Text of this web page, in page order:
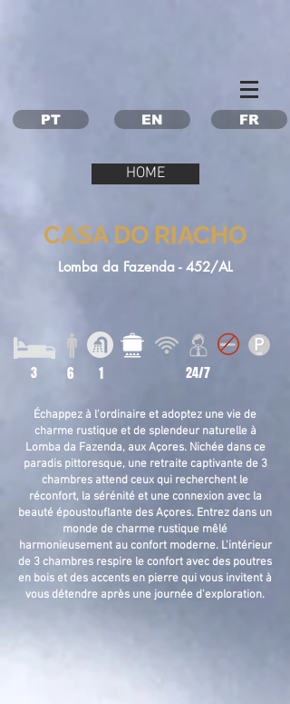
PT EN FR
HOME
CASA DO RIACHO
Lomba da Fazenda - 452/AL
3 6 1 24/7
Échappez à l'ordinaire et adoptez une vie de
charme rustique et de splendeur naturelle à
Lomba da Fazenda, aux Açores. Nichée dans ce
paradis pittoresque, une retraite captivante de 3
chambres attend ceux qui recherchent le
réconfort, la sérénité et une connexion avec la
beauté époustouflante des Açores. Entrez dans un
monde de charme rustique mêlé
harmonieusement au confort moderne. L'intérieur
de 3 chambres respire le confort avec des poutres
en bois et des accents en pierre qui vous invitent à
vous détendre après une journée d'exploration.